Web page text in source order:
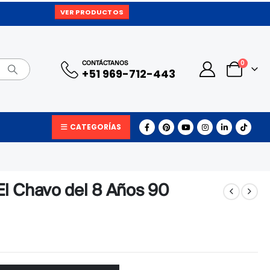
VER PRODUCTOS
CONTÁCTANOS
+51 969-712-443
0
CATEGORÍAS
Chavo del 8 Años 90